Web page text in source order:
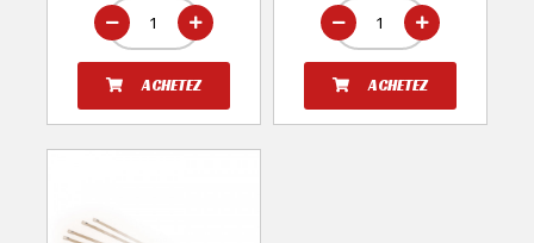
Acier Pour
Échappement
COOLING SOLUTIONS
ACHETEZ ACHETEZ